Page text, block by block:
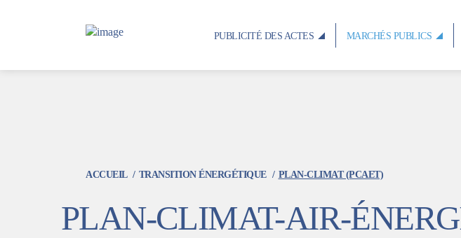
PUBLICITÉ DES ACTES MARCHÉS PUBLICS
ACCUEIL TRANSITION ÉNERGÉTIQUE PLAN-CLIMAT (PCAET)
PLAN-CLIMAT-AIR-